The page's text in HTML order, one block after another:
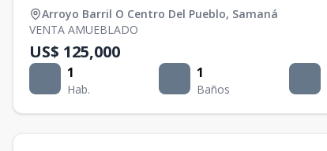
Arroyo Barril O Centro Del Pueblo, Samaná
VENTA AMUEBLADO
US$ 125,000
1
Hab.
1
Baños